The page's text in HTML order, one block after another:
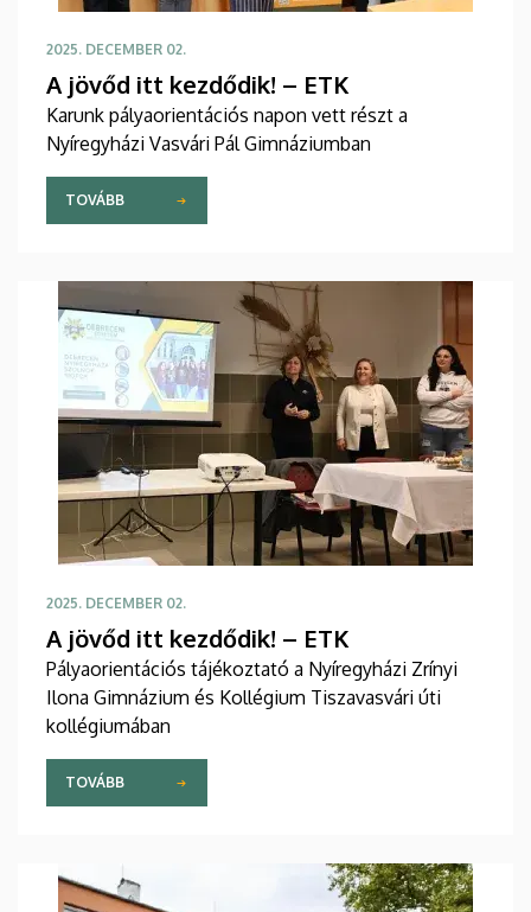
2025. DECEMBER 02.
A jövőd itt kezdődik! – ETK
Karunk pályaorientációs napon vett részt a
Nyíregyházi Vasvári Pál Gimnáziumban
TOVÁBB
2025. DECEMBER 02.
A jövőd itt kezdődik! – ETK
Pályaorientációs tájékoztató a Nyíregyházi Zrínyi
Ilona Gimnázium és Kollégium Tiszavasvári úti
kollégiumában
TOVÁBB